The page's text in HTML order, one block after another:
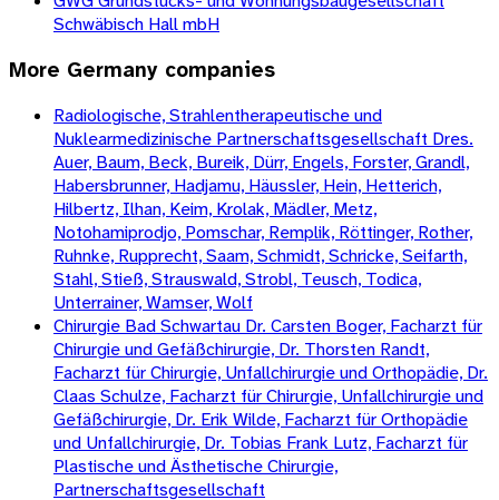
Schwäbisch Hall mbH
More Germany companies
Radiologische, Strahlentherapeutische und
Nuklearmedizinische Partnerschaftsgesellschaft Dres.
Auer, Baum, Beck, Bureik, Dürr, Engels, Forster, Grandl,
Habersbrunner, Hadjamu, Häussler, Hein, Hetterich,
Hilbertz, Ilhan, Keim, Krolak, Mädler, Metz,
Notohamiprodjo, Pomschar, Remplik, Röttinger, Rother,
Ruhnke, Rupprecht, Saam, Schmidt, Schricke, Seifarth,
Stahl, Stieß, Strauswald, Strobl, Teusch, Todica,
Unterrainer, Wamser, Wolf
Chirurgie Bad Schwartau Dr. Carsten Boger, Facharzt für
Chirurgie und Gefäßchirurgie, Dr. Thorsten Randt,
Facharzt für Chirurgie, Unfallchirurgie und Orthopädie, Dr.
Claas Schulze, Facharzt für Chirurgie, Unfallchirurgie und
Gefäßchirurgie, Dr. Erik Wilde, Facharzt für Orthopädie
und Unfallchirurgie, Dr. Tobias Frank Lutz, Facharzt für
Plastische und Ästhetische Chirurgie,
Partnerschaftsgesellschaft